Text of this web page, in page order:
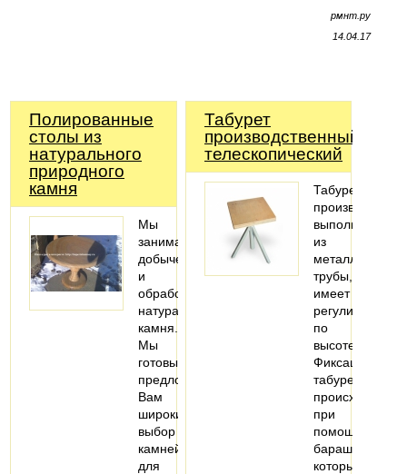
рмнт.ру
14.04.17
Полированные
столы из
натурального
природного
камня
Мы
занимаемся
добычей
и
обработкой
натурального
камня.
Мы
готовы
предложить
Вам
широкий
выбор
камней
для
Табурет
производственный
телескопический
Табурет
выполнен
из
металлической
трубы,
имеет
регулировку
по
высоте.
Фиксация
табурета
происходит
при
помощи
барашка,
который